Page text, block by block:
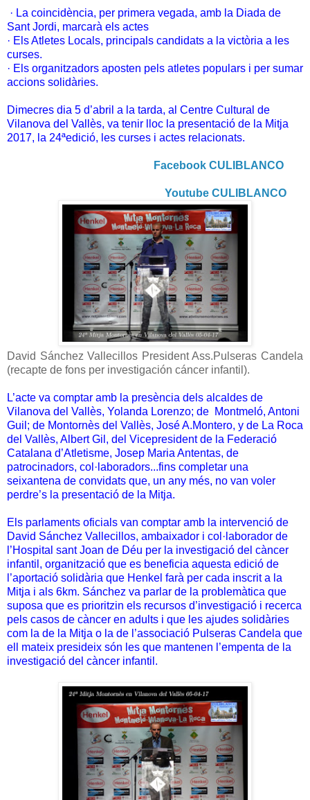
· La coincidència, per primera vegada, amb la Diada de
Sant Jordi, marcarà els actes
· Els Atletes Locals, principals candidats a la victòria a les
curses.
· Els organitzadors aposten pels atletes populars i per sumar
accions solidàries.
Dimecres dia 5 d’abril a la tarda, al Centre Cultural de
Vilanova del Vallès, va tenir lloc la presentació de la Mitja
2017, la 24ªedició, les curses i actes relacionats.
Facebook CULIBLANCO
Youtube CULIBLANCO
David Sánchez Vallecillos President Ass.Pulseras Candela
(recapte de fons per investigación cáncer infantil).
L’acte va comptar amb la presència dels alcaldes de
Vilanova del Vallès, Yolanda Lorenzo; de Montmeló, Antoni
Guil; de Montornès del Vallès, José A.Montero, y de La Roca
del Vallès, Albert Gil, del Vicepresident de la Federació
Catalana d’Atletisme, Josep Maria Antentas, de
patrocinadors, col·laboradors...fins completar una
seixantena de convidats que, un any més, no van voler
perdre’s la presentació de la Mitja.
Els parlaments oficials van comptar amb la intervenció de
David Sánchez Vallecillos, ambaixador i col·laborador de
l’Hospital sant Joan de Déu per la investigació del càncer
infantil, organització que es beneficia aquesta edició de
l’aportació solidària que Henkel farà per cada inscrit a la
Mitja i als 6km. Sánchez va parlar de la problemàtica que
suposa que es prioritzin els recursos d’investigació i recerca
pels casos de càncer en adults i que les ajudes solidàries
com la de la Mitja o la de l’associació Pulseras Candela que
ell mateix presideix són les que mantenen l’empenta de la
investigació del càncer infantil.